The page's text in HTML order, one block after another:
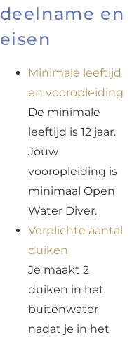
deelname en
eisen
Minimale leeftijd
en vooropleiding
De minimale
leeftijd is 12 jaar.
Jouw
vooropleiding is
minimaal Open
Water Diver.
Verplichte aantal
duiken
Je maakt 2
duiken in het
buitenwater
nadat je in het